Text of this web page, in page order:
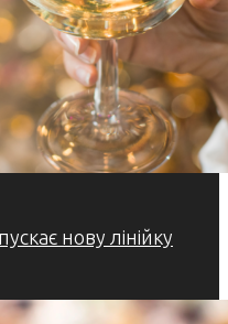
нову лінійку